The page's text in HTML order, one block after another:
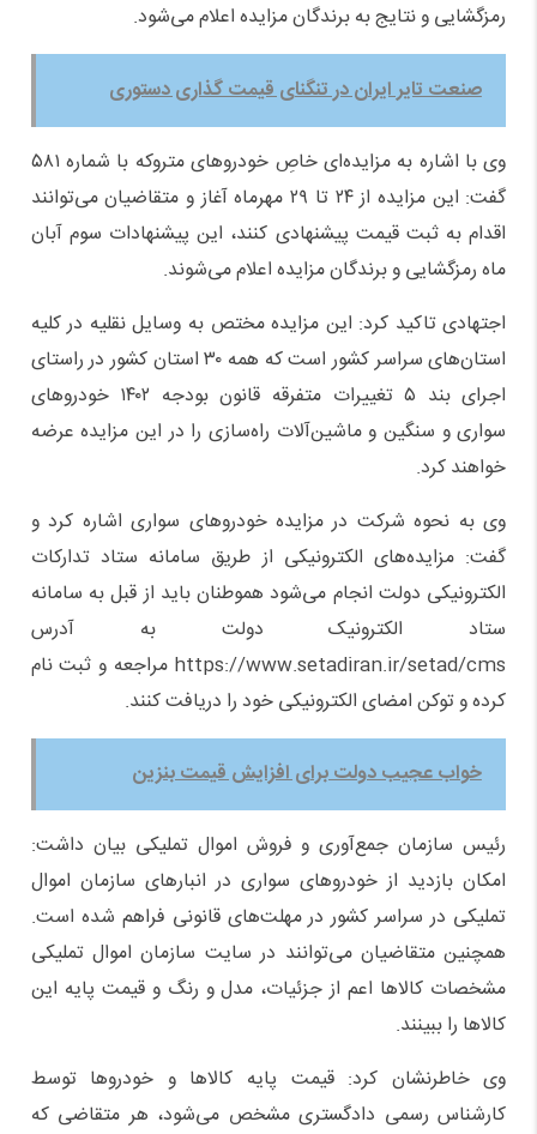
رمزگشایی و نتایج به برندگان مزایده اعلام می‌شود.
صنعت تایر ایران در تنگنای قیمت گذاری دستوری
وی با اشاره به مزایده‌ای خاصِ خودروهای متروکه با شماره ۵۸۱
گفت: این مزایده از ۲۴ تا ۲۹ مهرماه آغاز و متقاضیان می‌توانند
اقدام به ثبت قیمت پیشنهادی کنند، این پیشنهادات سوم آبان
ماه رمزگشایی و برندگان مزایده اعلام می‌شوند.
اجتهادی تاکید کرد: این مزایده مختص به وسایل نقلیه در کلیه
استان‌های سراسر کشور است که همه ۳۰ استان کشور در راستای
اجرای بند ۵ تغییرات متفرقه قانون بودجه ۱۴۰۲ خودروهای
سواری و سنگین و ماشین‌آلات راه‌سازی را در این مزایده عرضه
خواهند کرد.
وی به نحوه شرکت در مزایده خودروهای سواری اشاره کرد و
گفت: مزایده‌های الکترونیکی از طریق سامانه ستاد تدارکات
الکترونیکی دولت انجام می‌شود هموطنان باید از قبل به سامانه
ستاد الکترونیک دولت به آدرس
https://www.setadiran.ir/setad/cms مراجعه و ثبت نام
کرده و توکن امضای الکترونیکی خود را دریافت کنند.
خواب عجیب دولت برای افزایش قیمت بنزین
رئیس سازمان جمع‌آوری و فروش اموال تملیکی بیان داشت:
امکان بازدید از خودروهای سواری در انبارهای سازمان اموال
تملیکی در سراسر کشور در مهلت‌های قانونی فراهم شده است.
همچنین متقاضیان می‌توانند در سایت سازمان اموال تملیکی
مشخصات کالاها اعم از جزئیات، مدل و رنگ و قیمت پایه این
کالاها را ببینند.
وی خاطرنشان کرد: قیمت پایه کالاها و خودروها توسط
کارشناس رسمی دادگستری مشخص می‌شود، هر متقاضی که